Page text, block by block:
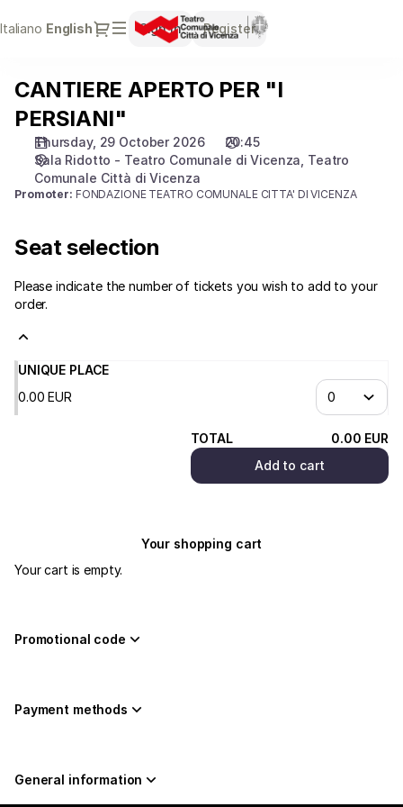
Italiano Current
English Dialog
Sign in Register
selection
Città
Vicenza
29.10.2026
CANTIERE
PER
Teatro
Città
CANTIERE
PER
PERSIANI"
CANTIERE APERTO PER "I
PERSIANI"
Thursday, 29 October 2026
20:45
Sala Ridotto - Teatro Comunale di Vicenza Teatro
Comunale Città di Vicenza
Promoter: FONDAZIONE TEATRO COMUNALE CITTA' DI VICENZA
Seat selection
Please indicate the number of tickets you wish to add to your
order.
UNIQUE PLACE
0.00 EUR
TOTAL 0.00 EUR
Add to cart
Your shopping cart
Your cart is empty.
Promotional code
Payment methods
General information